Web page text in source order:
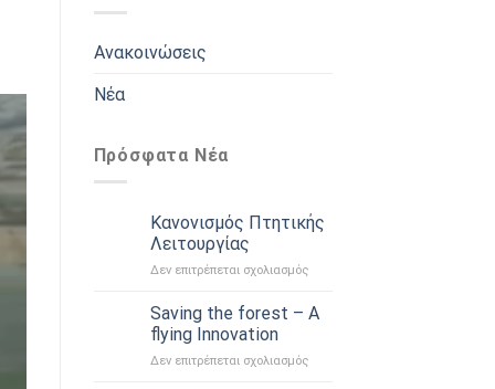
Ανακοινώσεις
Νέα
Πρόσφατα Νέα
Κανονισμός Πτητικής
Λειτουργίας
Δεν επιτρέπεται σχολιασμόςστο
Πτητικής
Saving the forest – A
flying Innovation
Δεν επιτρέπεται σχολιασμόςστο